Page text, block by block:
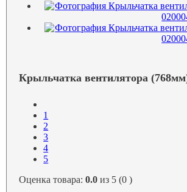
Крыльчатка вентилятора
1
2
3
4
5
Оценка товара:0.0 из 5 (0 )